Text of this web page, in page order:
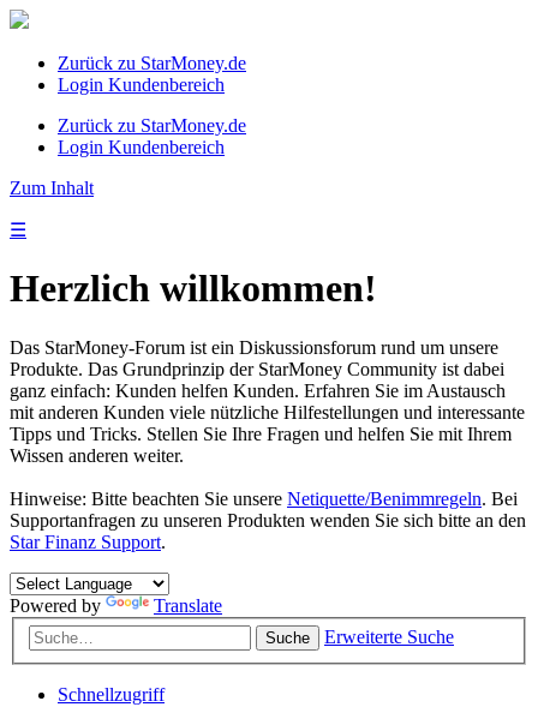
Zurück zu StarMoney.de
Login Kundenbereich
Zurück zu StarMoney.de
Login Kundenbereich
Zum Inhalt
☰
Herzlich willkommen!
Das StarMoney-Forum ist ein Diskussionsforum rund um unsere
Produkte. Das Grundprinzip der StarMoney Community ist dabei
ganz einfach: Kunden helfen Kunden. Erfahren Sie im Austausch
mit anderen Kunden viele nützliche Hilfestellungen und interessante
Tipps und Tricks. Stellen Sie Ihre Fragen und helfen Sie mit Ihrem
Wissen anderen weiter.
Hinweise: Bitte beachten Sie unsere Netiquette/Benimmregeln. Bei
Supportanfragen zu unseren Produkten wenden Sie sich bitte an den
Star Finanz Support.
Powered by Translate
Suche Erweiterte Suche
Schnellzugriff